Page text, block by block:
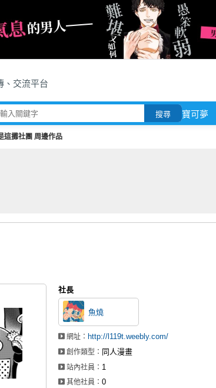
、交流平台
搜尋 寶可夢
這攤社團 周邊作品
社長
魚燒
網址： http://l119t.weebly.com/
創作類型： 同人漫畫
站內社員： 1
其他社員： 0